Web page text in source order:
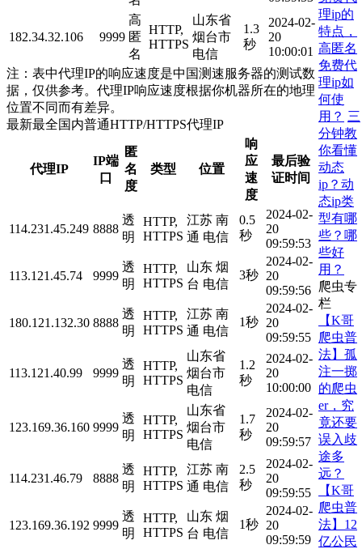
182.34.32.106 9999
高
匿
名
HTTP,
HTTPS
山东省
烟台市
电信
1.3
秒
2024-02-
20
10:00:01
注：表中代理IP的响应速度是中国测速服务器的测试数
据，仅供参考。代理IP响应速度根据你机器所在的地理
位置不同而有差异。
最新最全国内普通HTTP/HTTPS代理IP
代理IP
IP端
口
匿
名
度
类型 位置
响
应
速
度
最后验
证时间
114.231.45.249 8888
透
明
HTTP,
HTTPS
江苏 南
通 电信
0.5
秒
2024-02-
20
09:59:53
113.121.45.74 9999
透
明
HTTP,
HTTPS
山东 烟
台 电信
3秒
2024-02-
20
09:59:56
180.121.132.30 8888
透
明
HTTP,
HTTPS
江苏 南
通 电信
1秒
2024-02-
20
09:59:55
113.121.40.99 9999
透
明
HTTP,
HTTPS
山东省
烟台市
电信
1.2
秒
2024-02-
20
10:00:00
123.169.36.160 9999
透
明
HTTP,
HTTPS
山东省
烟台市
电信
1.7
秒
2024-02-
20
09:59:57
114.231.46.79 8888
透
明
HTTP,
HTTPS
江苏 南
通 电信
2.5
秒
2024-02-
20
09:59:55
123.169.36.192 9999
透
明
HTTP,
HTTPS
山东 烟
台 电信
1秒
2024-02-
20
09:59:59
理ip的
特点，
高匿名
免费代
理ip如
何使
用？ 三
分钟教
你看懂
动态
ip？动
态ip类
型有哪
些？哪
些好
用？
爬虫专
栏
【K哥
爬虫普
法】孤
注一掷
的爬虫
er，究
竟还要
误入歧
途多
远？
【K哥
爬虫普
法】12
亿公民